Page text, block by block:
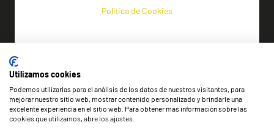
Política de Cookies
Utilizamos cookies
Podemos utilizarlas para el análisis de los datos de nuestros visitantes, para
mejorar nuestro sitio web, mostrar contenido personalizado y brindarle una
excelente experiencia en el sitio web. Para obtener más información sobre las
cookies que utilizamos, abre los ajustes.